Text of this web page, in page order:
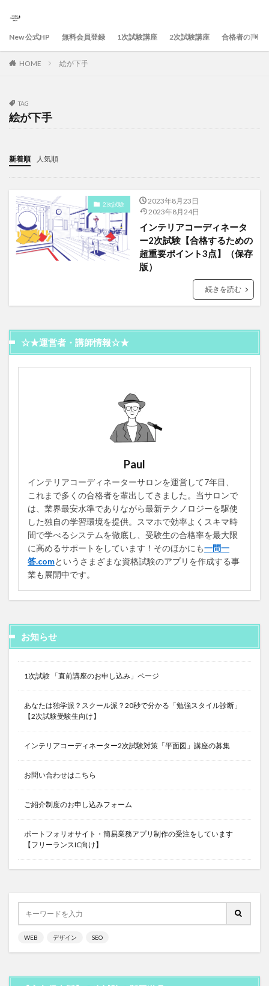
New 公式HP 無料会員登録 1次試験講座 2次試験講座 合格者の声
HOME 絵が下手
TAG
絵が下手
新着順 人気順
2次試験
2023年8月23日
2023年8月24日
インテリアコーディネータ
ー2次試験【合格するための
超重要ポイント3点】（保存
版）
続きを読む
☆★運営者・講師情報☆★
Paul
インテリアコーディネーターサロンを運営して7年目、
これまで多くの合格者を輩出してきました。当サロンで
は、業界最安水準でありながら最新テクノロジーを駆使
した独自の学習環境を提供。スマホで効率よくスキマ時
間で学べるシステムを徹底し、受験生の合格率を最大限
に高めるサポートをしています！そのほかにも一問一
答.comというさまざまな資格試験のアプリを作成する事
業も展開中です。
お知らせ
1次試験 「直前講座のお申し込み」ページ
あなたは独学派？スクール派？20秒で分かる「勉強スタイル診断」
【2次試験受験生向け】
インテリアコーディネーター2次試験対策「平面図」講座の募集
お問い合わせはこちら
ご紹介制度のお申し込みフォーム
ポートフォリオサイト・簡易業務アプリ制作の受注をしています
【フリーランスIC向け】
WEB デザイン SEO